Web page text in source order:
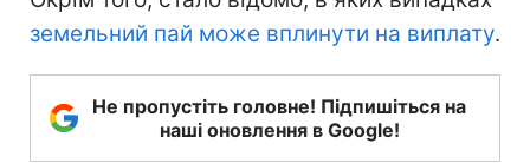
земельний пай може вплинути на виплату.
Не пропустіть головне! Підпишіться на
наші оновлення в Google!